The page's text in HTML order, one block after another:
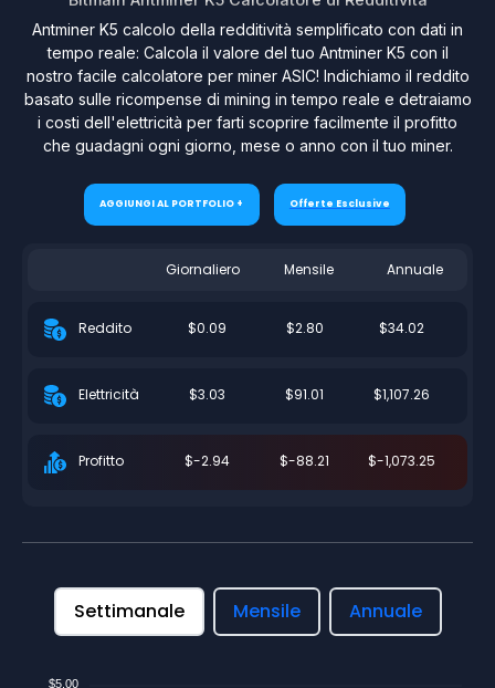
Antminer K5 calcolo della redditività semplificato con dati in
tempo reale: Calcola il valore del tuo Antminer K5 con il
nostro facile calcolatore per miner ASIC! Indichiamo il reddito
basato sulle ricompense di mining in tempo reale e detraiamo
i costi dell'elettricità per farti scoprire facilmente il profitto
che guadagni ogni giorno, mese o anno con il tuo miner.
AGGIUNGI AL PORTFOLIO + Offerte Esclusive
Giornaliero Mensile Annuale
Reddito $0.09 $2.80 $34.02
Elettricità $3.03 $91.01 $1,107.26
Profitto $-2.94 $-88.21 $-1,073.25
Settimanale Mensile Annuale
$5.00